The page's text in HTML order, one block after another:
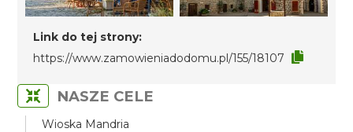
Link do tej strony:
https://www.zamowieniadodomu.pl/155/18107
NASZE CELE
Wioska Mandria